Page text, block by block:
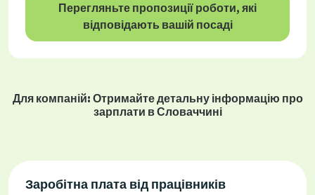
Перегляньте пропозиції роботи, які
відповідають вашій посаді
Для компаній: Отримайте детальну інформацію про
зарплати в Словаччині
Заробітна плата від працівників